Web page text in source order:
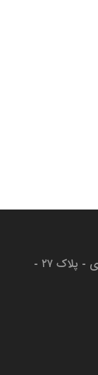
آدرس: تهران استاد معین - خیابان غیاثوندی - پلاک ۲۷ -